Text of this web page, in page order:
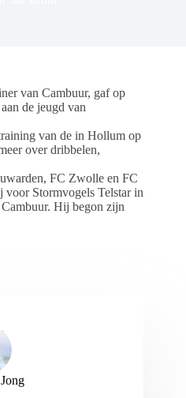
van Cambuur, gaf op
de jeugd van
van de in Hollum op
over dribbelen,
FC Zwolle en FC
voor Stormvogels Telstar in
Hij begon zijn